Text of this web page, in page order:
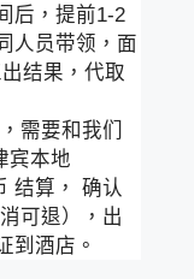
后，提前1-2
人员带领，面
结果，代取
需要和我们
宾本地
结算， 确认
可退），出
到酒店。